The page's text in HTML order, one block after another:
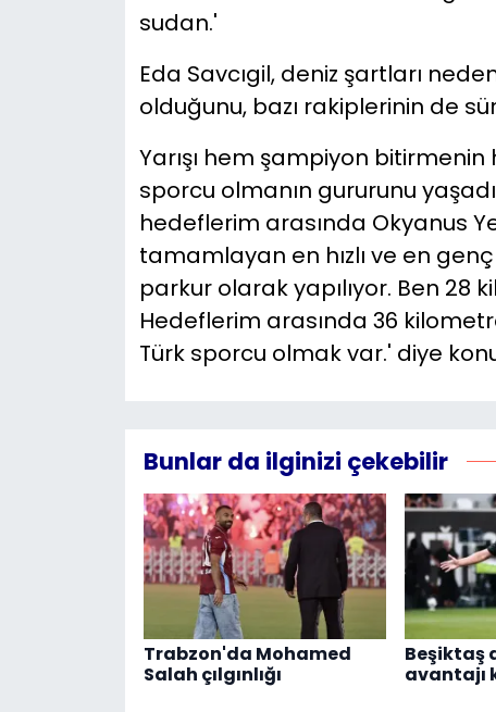
sudan.'
Eda Savcıgil, deniz şartları
olduğunu, bazı rakiplerinin de
Yarışı hem şampiyon
sporcu olmanın gururunu
hedeflerim arasında Okyanus
tamamlayan en hızlı ve en
parkur olarak yapılıyor. Ben 28
Hedeflerim arasında 36
Türk sporcu olmak var.' diye
Bunlar da ilginizi çekebilir
Trabzon'da Mohamed
Salah çılgınlığı
Beşiktaş
avantajı